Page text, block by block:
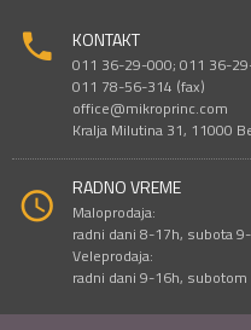
KONTAKT
011 36-29-000; 011 36-
011 78-56-314 (fax)
office@mikroprinc.com
Kralja Milutina 31, 11000
RADNO VREME
Maloprodaja:
radni dani 8-17h, subota
Veleprodaja:
radni dani 9-16h,